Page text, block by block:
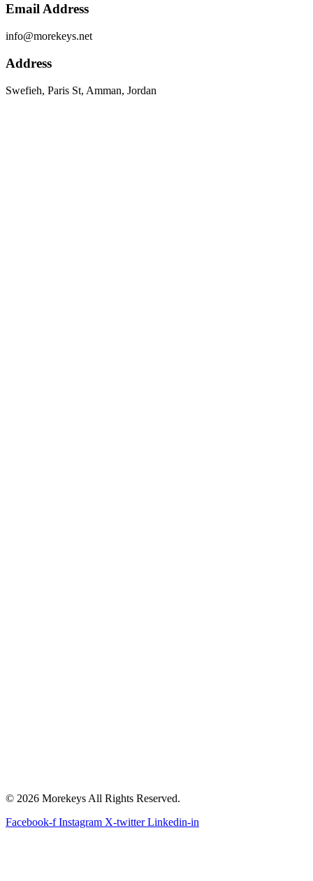
Email Address
info@morekeys.net
Address
Swefieh, Paris St, Amman, Jordan
© 2026 Morekeys All Rights Reserved.
Facebook-f Instagram X-twitter Linkedin-in